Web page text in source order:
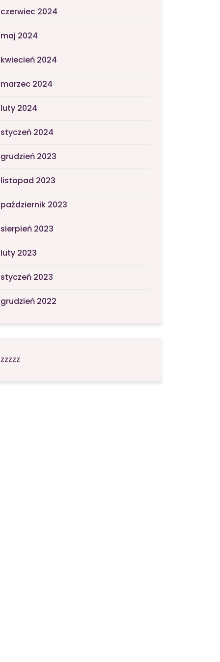
czerwiec 2024
maj 2024
kwiecień 2024
marzec 2024
luty 2024
styczeń 2024
grudzień 2023
listopad 2023
październik 2023
sierpień 2023
luty 2023
styczeń 2023
grudzień 2022
zzzzz